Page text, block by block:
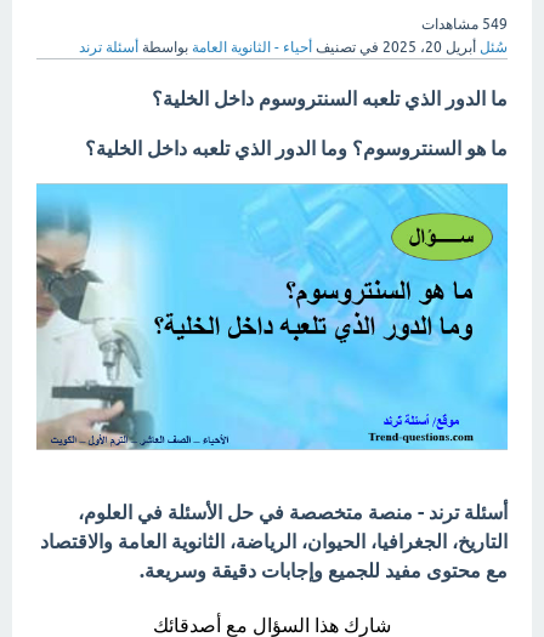
549 مشاهدات
سُئل أبريل 20، 2025 في تصنيف أحياء - الثانوية العامة بواسطة أسئلة ترند
ما الدور الذي تلعبه السنتروسوم داخل الخلية؟
ما هو السنتروسوم؟ وما الدور الذي تلعبه داخل الخلية؟
أسئلة ترند - منصة متخصصة في حل الأسئلة في العلوم،
التاريخ، الجغرافيا، الحيوان، الرياضة، الثانوية العامة والاقتصاد
مع محتوى مفيد للجميع وإجابات دقيقة وسريعة.
شارك هذا السؤال مع أصدقائك